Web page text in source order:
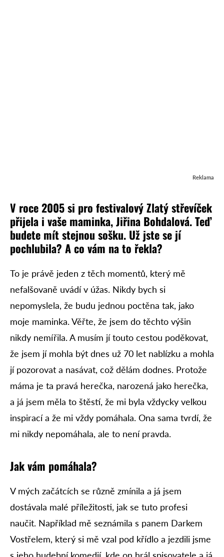
Reklama
V roce 2005 si pro festivalový Zlatý střevíček
přijela i vaše maminka, Jiřina Bohdalová. Teď
budete mít stejnou sošku. Už jste se jí
pochlubila? A co vám na to řekla?
To je právě jeden z těch momentů, který mě
nefalšovaně uvádí v úžas. Nikdy bych si
nepomyslela, že budu jednou poctěna tak, jako
moje maminka. Věřte, že jsem do těchto výšin
nikdy nemířila. A musím jí touto cestou poděkovat,
že jsem jí mohla být dnes už 70 let nablízku a mohla
jí pozorovat a nasávat, což dělám dodnes. Protože
máma je ta pravá herečka, narozená jako herečka,
a já jsem měla to štěstí, že mi byla vždycky velkou
inspirací a že mi vždy pomáhala. Ona sama tvrdí, že
mi nikdy nepomáhala, ale to není pravda.
Jak vám pomáhala?
V mých začátcích se různě zmínila a já jsem
dostávala malé příležitosti, jak se tuto profesi
naučit. Například mě seznámila s panem Darkem
Vostřelem, který si mě vzal pod křídlo a jezdili jsme